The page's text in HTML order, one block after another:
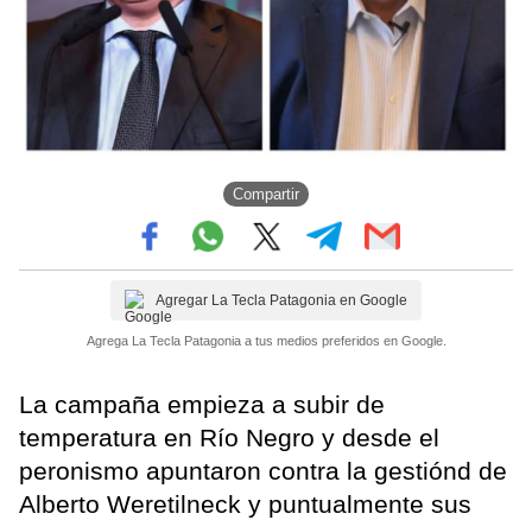
Compartir
Agregar La Tecla Patagonia en Google
Agrega La Tecla Patagonia a tus medios preferidos en Google.
La campaña empieza a subir de
temperatura en Río Negro y desde el
peronismo apuntaron contra la gestiónd de
Alberto Weretilneck y puntualmente sus